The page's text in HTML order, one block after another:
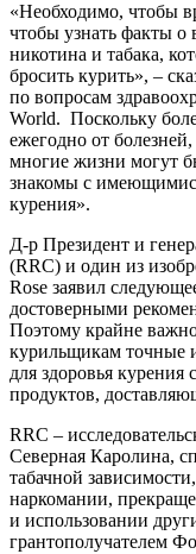
«Необходимо, чтобы
чтобы узнать факты о
никотина и табака,
бросить курить», –
по вопросам
World. Поскольку
ежегодно от
многие жизни могут
знакомы с
курения».
Д-р Президент и
(RRC) и один из
Rose заявил
достоверными
Поэтому крайне
курильщикам точные
для здоровья курения
продуктов,
RRC –
Северная Каролина,
табачной
наркомании,
и использовании
грантополучателем